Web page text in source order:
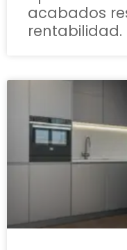
acabados
rentabilidad.